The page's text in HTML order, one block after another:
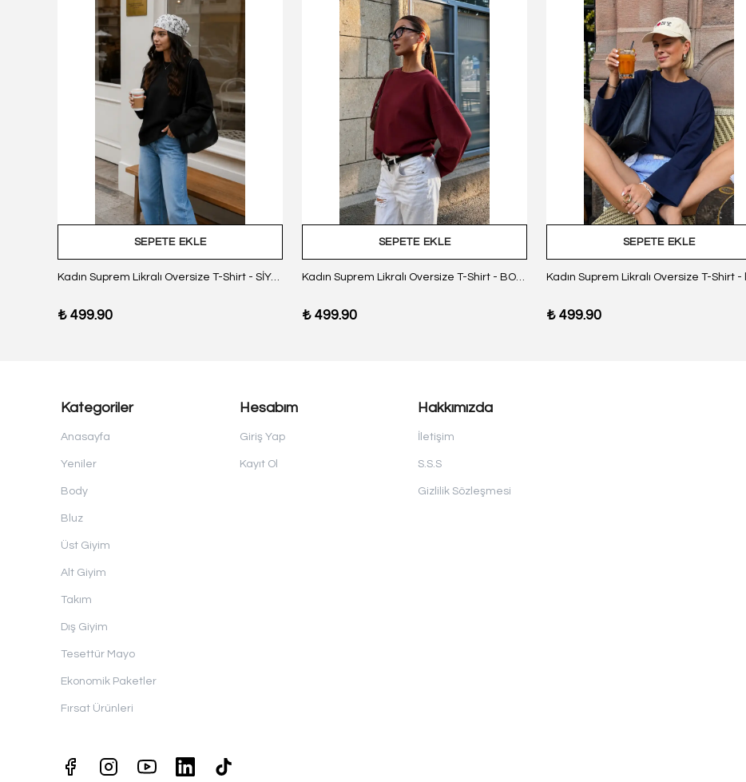
SEPETE EKLE
Kadın Suprem Likralı Oversize T-Shirt - SİYAH
₺ 499.90
SEPETE EKLE
Kadın Suprem Likralı Oversize T-Shirt - BORDO
₺ 499.90
SEPETE EKLE
₺ 499.90
Kategoriler
Anasayfa
Yeniler
Body
Bluz
Üst Giyim
Alt Giyim
Takım
Dış Giyim
Tesettür Mayo
Ekonomik Paketler
Fırsat Ürünleri
Hesabım
Giriş Yap
Kayıt Ol
Hakkımızda
İletişim
S.S.S
Gizlilik Sözleşmesi